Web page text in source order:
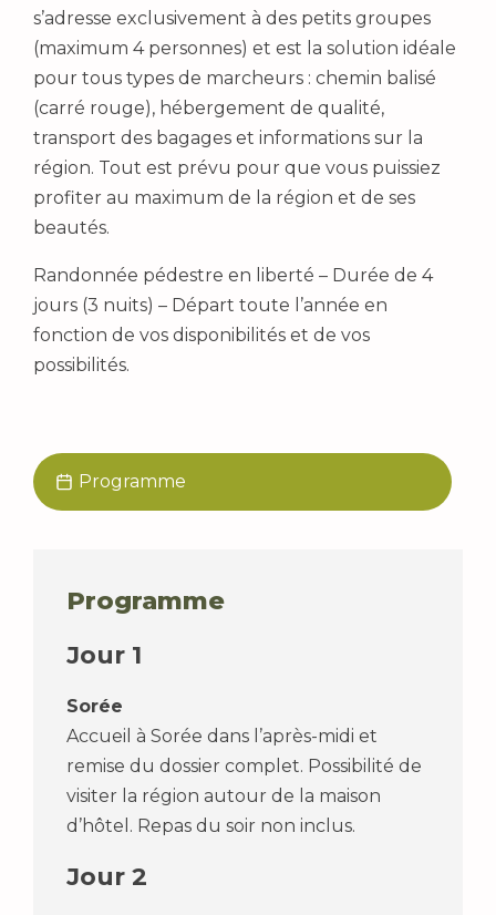
s’adresse exclusivement à des petits groupes
(maximum 4 personnes) et est la solution idéale
pour tous types de marcheurs : chemin balisé
(carré rouge), hébergement de qualité,
transport des bagages et informations sur la
région. Tout est prévu pour que vous puissiez
profiter au maximum de la région et de ses
beautés.
Randonnée pédestre en liberté – Durée de 4
jours (3 nuits) – Départ toute l’année en
fonction de vos disponibilités et de vos
possibilités.
Programme
Programme
Jour 1
Sorée
Accueil à Sorée dans l’après-midi et
remise du dossier complet. Possibilité de
visiter la région autour de la maison
d’hôtel. Repas du soir non inclus.
Jour 2